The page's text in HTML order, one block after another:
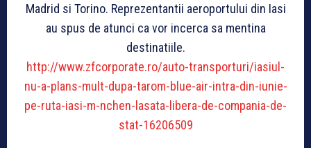
Madrid si Torino. Reprezentantii aeroportului din Iasi
au spus de atunci ca vor incerca sa mentina
destinatiile.
http://www.zfcorporate.ro/auto-transporturi/iasiul-
nu-a-plans-mult-dupa-tarom-blue-air-intra-din-iunie-
pe-ruta-iasi-m-nchen-lasata-libera-de-compania-de-
stat-16206509